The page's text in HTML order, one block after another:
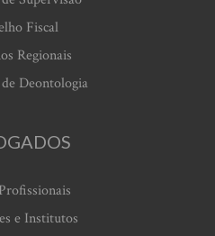
Fiscal
Regionais
Deontologia
e Institutos